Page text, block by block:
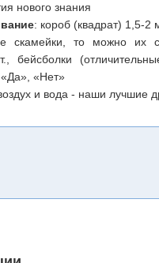
нового знания
: короб (квадрат) 1,5-
скамейки, то можно их
бейсболки
«Нет»
и вода - наши лучшие